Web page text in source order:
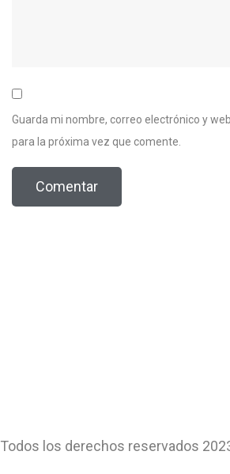
Guarda mi nombre, correo electrónico y
para la próxima vez que comente.
Todos los derechos reservados